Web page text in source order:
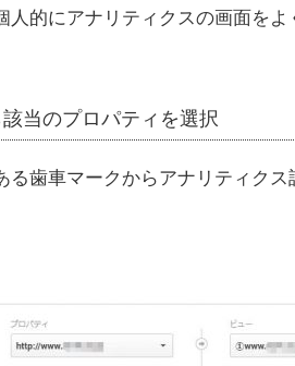
人的にアナリティクスの画面を
当のプロパティを選択
る歯車マークからアナリティク